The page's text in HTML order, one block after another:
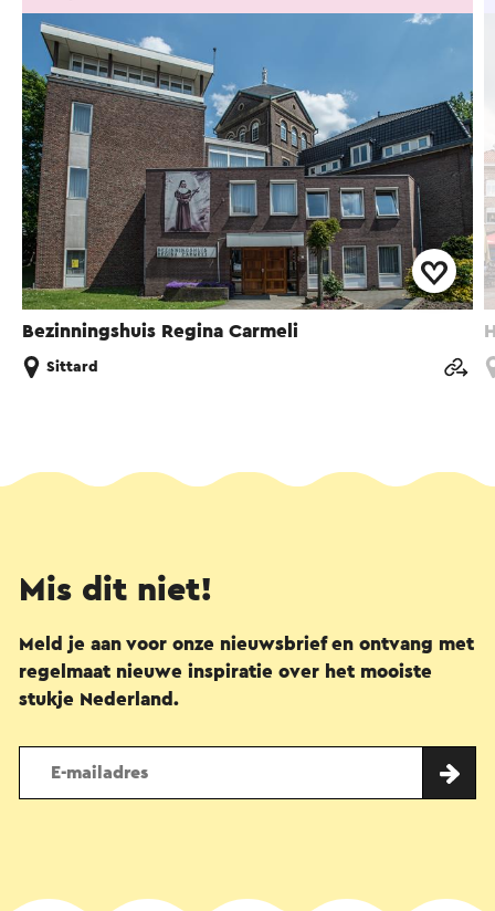
Bezinningshuis Regina Carmeli
Sittard
Mis dit niet!
Meld je aan voor onze nieuwsbrief en ontvang met
regelmaat nieuwe inspiratie over het mooiste
stukje Nederland.